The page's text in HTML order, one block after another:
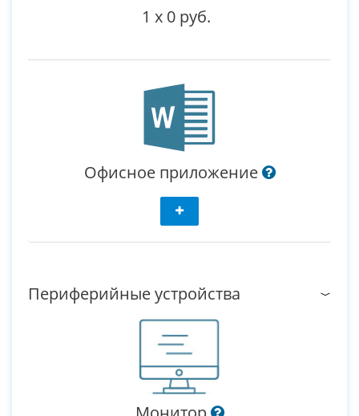
1 x 0 руб.
Офисное приложение
Периферийные устройства